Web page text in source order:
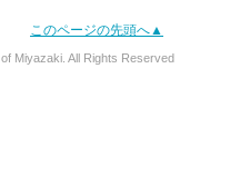
このページの先頭へ▲
Miyazaki. All Rights Reserved